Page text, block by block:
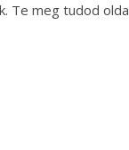
Te meg tudod